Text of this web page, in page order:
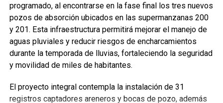
programado, al encontrarse en la fase final los tres nuevos
pozos de absorción ubicados en las supermanzanas 200
y 201. Esta infraestructura permitirá mejorar el manejo de
aguas pluviales y reducir riesgos de encharcamientos
durante la temporada de lluvias, fortaleciendo la seguridad
y movilidad de miles de habitantes.
El proyecto integral contempla la instalación de 31
registros captadores areneros y bocas de pozo, además